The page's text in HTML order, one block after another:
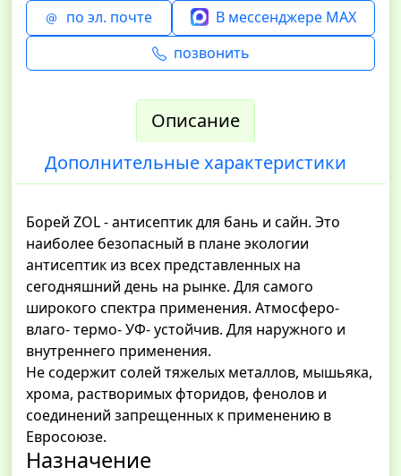
по эл. почте
В мессенджере MAX
позвонить
Описание
Дополнительные характеристики
Борей ZOL - антисептик для бань и сайн. Это
наиболее безопасный в плане экологии
антисептик из всех представленных на
сегодняшний день на рынке. Для самого
широкого спектра применения. Атмосферо-
влаго- термо- УФ- устойчив. Для наружного и
внутреннего применения.
Не содержит солей тяжелых металлов, мышьяка,
хрома, растворимых фторидов, фенолов и
соединений запрещенных к применению в
Евросоюзе.
Назначение